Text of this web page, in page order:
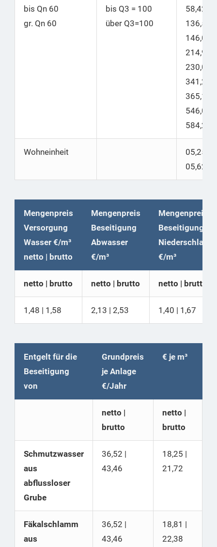
bis Qn 60
gr. Qn 60
bis Q3 = 100
über Q3=100
58,42
136,50
146,06
214,99
230,04
341,25
365,14
546,00
584,22
Wohneinheit
05,25 |
05,62
Mengenpreis
Versorgung
Wasser €/m³
netto | brutto
Mengenpreis
Beseitigung
Abwasser
€/m³
Mengenpreis
Beseitigung
€/m³
netto | brutto netto | brutto netto | brutto
1,48 | 1,58 2,13 | 2,53 1,40 | 1,67
Entgelt für die
Beseitigung
von
Grundpreis
je Anlage
€/Jahr
€ je m³
netto |
brutto
netto |
brutto
Schmutzwasser
aus
abflussloser
Grube
36,52 |
43,46
18,25 |
21,72
Fäkalschlamm
aus
36,52 |
43,46
18,81 |
22,38